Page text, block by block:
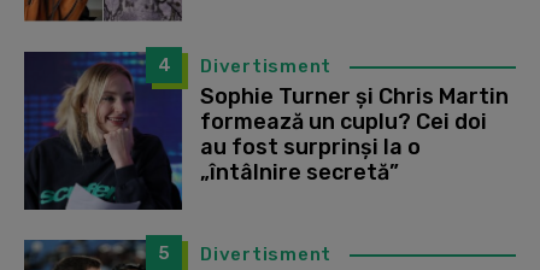
4 Divertisment
Sophie Turner și Chris Martin
formează un cuplu? Cei doi
au fost surprinși la o
„întâlnire secretă”
5 Divertisment